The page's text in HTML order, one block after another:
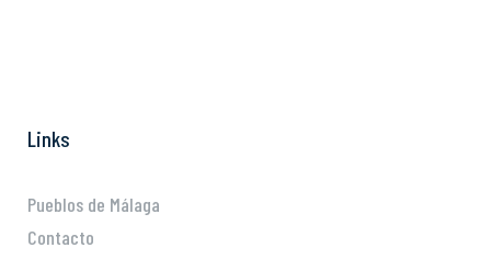
Links
Pueblos de Málaga
Contacto